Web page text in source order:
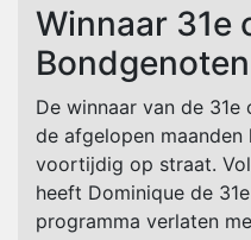
Winnaar 31e
De winnaar van de
de afgelopen
voortijdig op straat.
heeft Dominique de
programma verlaten